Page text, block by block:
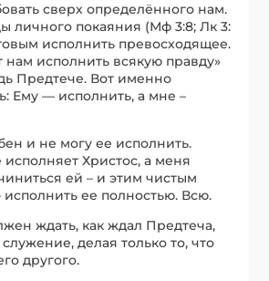
сверх определённого нам.
личного покаяния (Мф 3:8; Лк 3:
исполнить превосходящее.
нам исполнить всякую правду»
Предтече. Вот именно
Ему — исполнить, а мне –
и не могу ее исполнить.
исполняет Христос, а меня
ей – и этим чистым
ее полностью. Всю.
ждать, как ждал Предтеча,
делая только то, что
другого.